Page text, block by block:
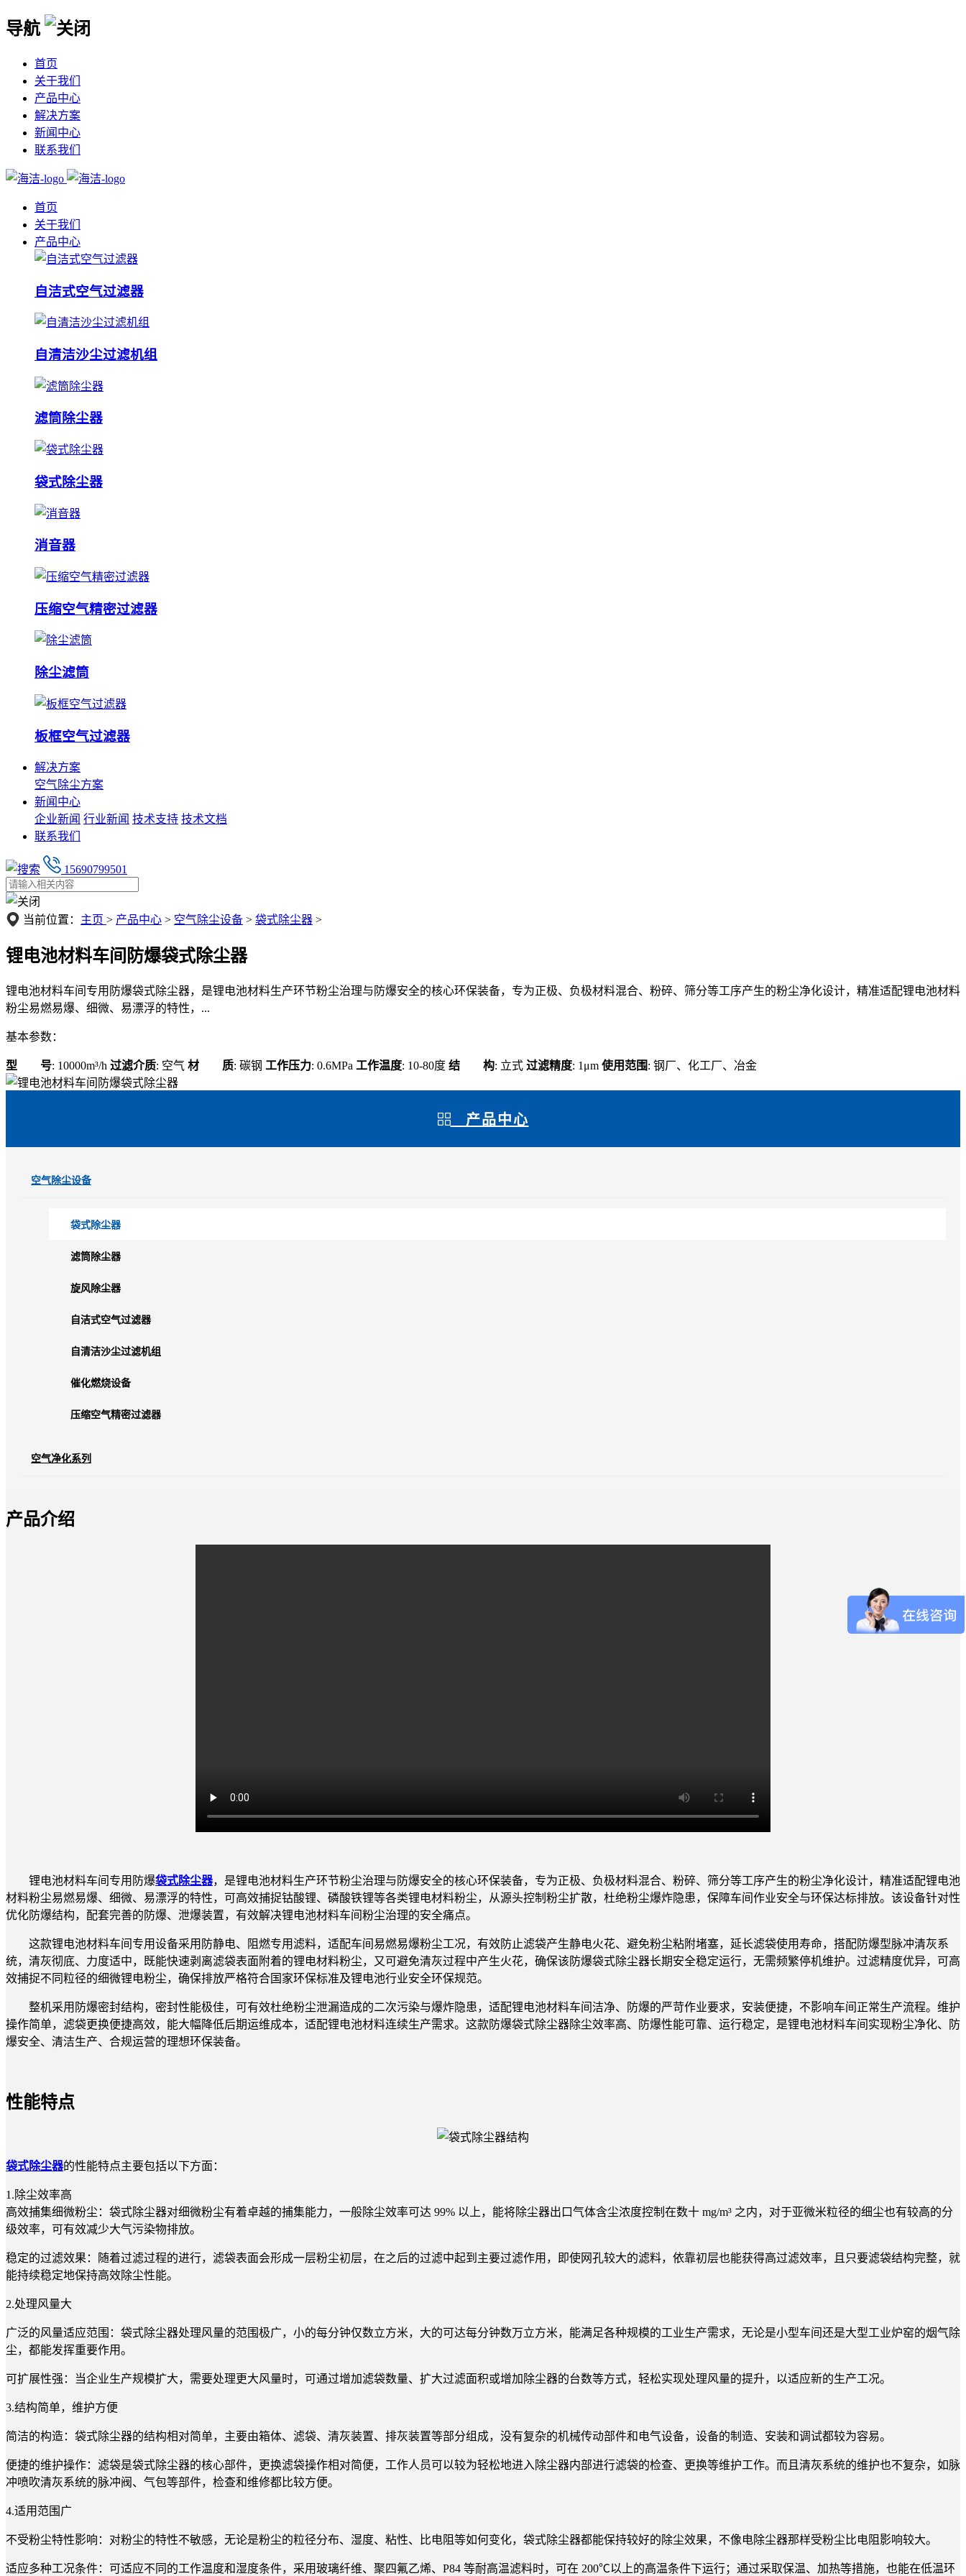
导航
首页
关于我们
产品中心
解决方案
新闻中心
联系我们
首页
关于我们
产品中心
自洁式空气过滤器
自清洁沙尘过滤机组
滤筒除尘器
袋式除尘器
消音器
压缩空气精密过滤器
除尘滤筒
板框空气过滤器
解决方案
空气除尘方案
新闻中心
企业新闻 行业新闻 技术支持 技术文档
联系我们
15690799501
当前位置： 主页 > 产品中心 > 空气除尘设备 > 袋式除尘器 >
锂电池材料车间防爆袋式除尘器
锂电池材料车间专用防爆袋式除尘器，是锂电池材料生产环节粉尘治理与防爆安全的核心环保装备，专为正极、负极材料混合、粉碎、筛分等工序产生的粉尘净化设计，精准适配锂电池材料
粉尘易燃易爆、细微、易漂浮的特性，...
基本参数：
型 号: 10000m³/h 过滤介质: 空气 材 质: 碳钢 工作压力: 0.6MPa 工作温度: 10-80度 结 构: 立式 过滤精度: 1μm 使用范围: 钢厂、化工厂、冶金
产品中心
空气除尘设备
袋式除尘器
滤筒除尘器
旋风除尘器
自洁式空气过滤器
自清洁沙尘过滤机组
催化燃烧设备
压缩空气精密过滤器
空气净化系列
产品介绍
锂电池材料车间专用防爆袋式除尘器，是锂电池材料生产环节粉尘治理与防爆安全的核心环保装备，专为正极、负极材料混合、粉碎、筛分等工序产生的粉尘净化设计，精准适配锂电池
材料粉尘易燃易爆、细微、易漂浮的特性，可高效捕捉钴酸锂、磷酸铁锂等各类锂电材料粉尘，从源头控制粉尘扩散，杜绝粉尘爆炸隐患，保障车间作业安全与环保达标排放。该设备针对性
优化防爆结构，配套完善的防爆、泄爆装置，有效解决锂电池材料车间粉尘治理的安全痛点。
这款锂电池材料车间专用设备采用防静电、阻燃专用滤料，适配车间易燃易爆粉尘工况，有效防止滤袋产生静电火花、避免粉尘粘附堵塞，延长滤袋使用寿命，搭配防爆型脉冲清灰系
统，清灰彻底、力度适中，既能快速剥离滤袋表面附着的锂电材料粉尘，又可避免清灰过程中产生火花，确保该防爆袋式除尘器长期安全稳定运行，无需频繁停机维护。过滤精度优异，可高
效捕捉不同粒径的细微锂电粉尘，确保排放严格符合国家环保标准及锂电池行业安全环保规范。
整机采用防爆密封结构，密封性能极佳，可有效杜绝粉尘泄漏造成的二次污染与爆炸隐患，适配锂电池材料车间洁净、防爆的严苛作业要求，安装便捷，不影响车间正常生产流程。维护
操作简单，滤袋更换便捷高效，能大幅降低后期运维成本，适配锂电池材料连续生产需求。这款防爆袋式除尘器除尘效率高、防爆性能可靠、运行稳定，是锂电池材料车间实现粉尘净化、防
爆安全、清洁生产、合规运营的理想环保装备。
性能特点
袋式除尘器的性能特点主要包括以下方面：
1.除尘效率高
高效捕集细微粉尘 ：袋式除尘器对细微粉尘有着卓越的捕集能力，一般除尘效率可达 99% 以上，能将除尘器出口气体含尘浓度控制在数十 mg/m³ 之内，对于亚微米粒径的细尘也有较高的分
级效率，可有效减少大气污染物排放。
稳定的过滤效果：随着过滤过程的进行，滤袋表面会形成一层粉尘初层，在之后的过滤中起到主要过滤作用，即使网孔较大的滤料，依靠初层也能获得高过滤效率，且只要滤袋结构完整，就
能持续稳定地保持高效除尘性能。
2.处理风量大
广泛的风量适应范围：袋式除尘器处理风量的范围极广，小的每分钟仅数立方米，大的可达每分钟数万立方米，能满足各种规模的工业生产需求，无论是小型车间还是大型工业炉窑的烟气除
尘，都能发挥重要作用。
可扩展性强：当企业生产规模扩大，需要处理更大风量时，可通过增加滤袋数量、扩大过滤面积或增加除尘器的台数等方式，轻松实现处理风量的提升，以适应新的生产工况。
3.结构简单，维护方便
简洁的构造：袋式除尘器的结构相对简单，主要由箱体、滤袋、清灰装置、排灰装置等部分组成，没有复杂的机械传动部件和电气设备，设备的制造、安装和调试都较为容易。
便捷的维护操作：滤袋是袋式除尘器的核心部件，更换滤袋操作相对简便，工作人员可以较为轻松地进入除尘器内部进行滤袋的检查、更换等维护工作。而且清灰系统的维护也不复杂，如脉
冲喷吹清灰系统的脉冲阀、气包等部件，检查和维修都比较方便。
4.适用范围广
不受粉尘特性影响：对粉尘的特性不敏感，无论是粉尘的粒径分布、湿度、粘性、比电阻等如何变化，袋式除尘器都能保持较好的除尘效果，不像电除尘器那样受粉尘比电阻影响较大。
适应多种工况条件：可适应不同的工作温度和湿度条件，采用玻璃纤维、聚四氟乙烯、P84 等耐高温滤料时，可在 200℃以上的高温条件下运行；通过采取保温、加热等措施，也能在低温环